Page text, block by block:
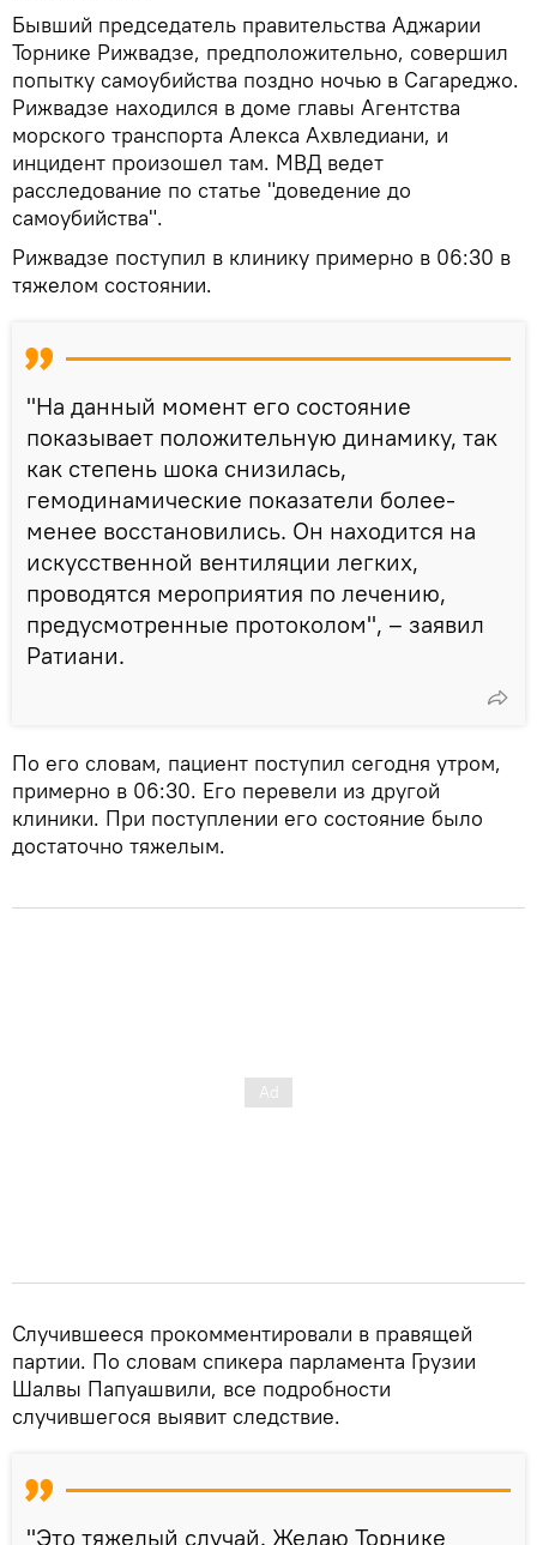
Бывший председатель правительства Аджарии
Торнике Рижвадзе, предположительно, совершил
попытку самоубийства поздно ночью в Сагареджо.
Рижвадзе находился в доме главы Агентства
морского транспорта Алекса Ахвледиани, и
инцидент произошел там. МВД ведет
расследование по статье "доведение до
самоубийства".
Рижвадзе поступил в клинику примерно в 06:30 в
тяжелом состоянии.
"На данный момент его состояние
показывает положительную динамику, так
как степень шока снизилась,
гемодинамические показатели более-
менее восстановились. Он находится на
искусственной вентиляции легких,
проводятся мероприятия по лечению,
предусмотренные протоколом", – заявил
Ратиани.
По его словам, пациент поступил сегодня утром,
примерно в 06:30. Его перевели из другой
клиники. При поступлении его состояние было
достаточно тяжелым.
Случившееся прокомментировали в правящей
партии. По словам спикера парламента Грузии
Шалвы Папуашвили, все подробности
случившегося выявит следствие.
"Это тяжелый случай. Желаю Торнике